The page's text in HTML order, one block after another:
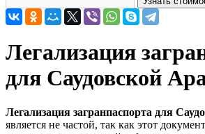
Легализация
для Саудовской
Легализация загранпаспорта для
является не частой, так как этот